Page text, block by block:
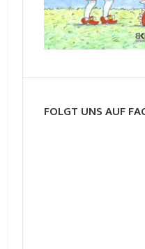
FOLGT UNS AUF